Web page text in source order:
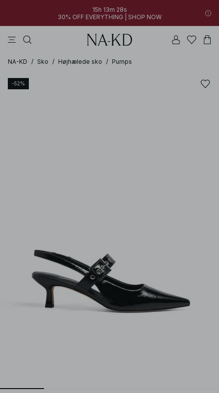
15h 13m 28s
30% OFF EVERYTHING | SHOP NOW
NA-KD / Sko / Højhælede sko / Pumps
-52%